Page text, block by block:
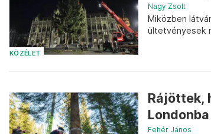
KÖZÉLET
Nagy Zsolt
Miközben
ültetvényesek
Rájöttek,
Fehér János